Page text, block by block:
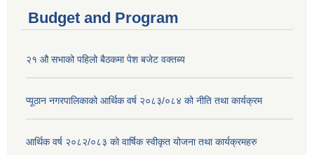
Budget and Program
२१ औ सभाको पहिलो बैठकमा पेश बजेट वक्तब्य
प्यूठान नगरपालिकाको आर्थिक वर्ष २०८३/०८४ को नीति तथा कार्यक्रम
आर्थिक वर्ष २०८२/०८३ को वार्षिक स्वीकृत योजना तथा कार्यक्रमहरु